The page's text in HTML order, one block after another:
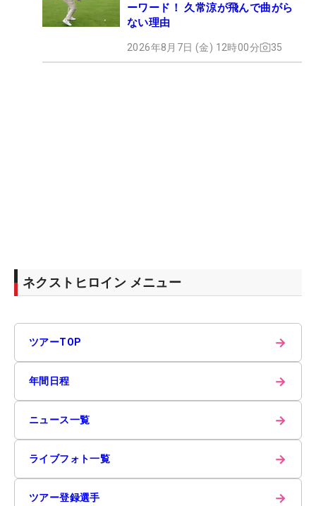
ーワード！ 久常涼が飛んで曲がら
ない理由
2026年8月7日 (金) 12時00分 35
ネクストヒロイン メニュー
ツアーTOP →
年間日程 →
ニュース一覧 →
ライブフォト一覧 →
ツアー登録選手 →